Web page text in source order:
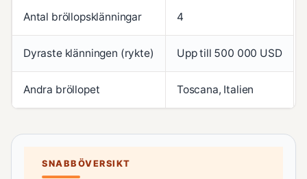
Antal bröllopsklänningar 4
Dyraste klänningen (rykte) Upp till 500 000 USD
Andra bröllopet Toscana, Italien
SNABBÖVERSIKT